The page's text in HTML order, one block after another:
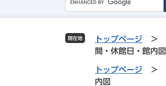
o
g
l
現在地 トップページ >
間・休館日・館内図
トップページ >
内図